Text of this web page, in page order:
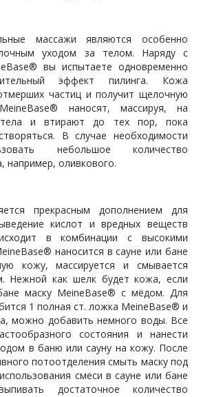
массажи являются особенно
уходом за телом. Наряду с
вы испытаете одновременно
эффект пилинга. Кожа
частиц и получит щелочную
наносят, массируя, на
и втирают до тех пор, пока
В случае необходимости
небольшое количество
например, оливкового.
прекрасным дополнением для
кислот и вредных веществ
в комбинации с высокими
наносится в сауне или бане
кожу, массируется и смывается
Нежной как шелк будет кожа, если
маску MeineBase® с мёдом. Для
1 полная ст. ложка MeineBase® и
можно добавить немного воды. Все
состояния и нанести
в баню или сауну на кожу. После
потоотделения смыть маску под
смеси в сауне или бане
достаточное количество